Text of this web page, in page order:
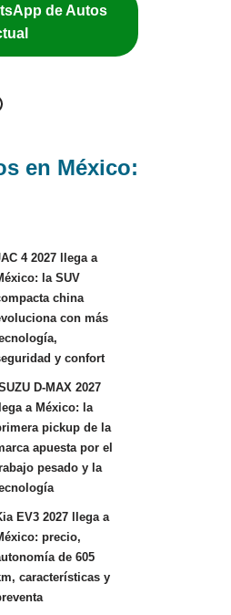
de Autos
en México:
4 2027 llega a
la SUV
china
con más
y confort
D-MAX 2027
llega a México: la
pickup de la
apuesta por el
pesado y la
EV3 2027 llega a
precio,
de 605
características y